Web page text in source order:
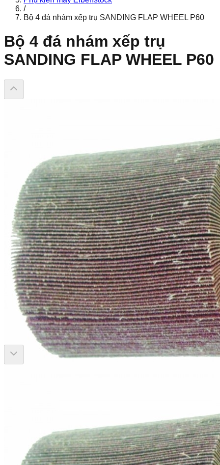
/
Bộ 4 đá nhám xếp trụ SANDING FLAP WHEEL P60
Bộ 4 đá nhám xếp trụ
SANDING FLAP WHEEL P60